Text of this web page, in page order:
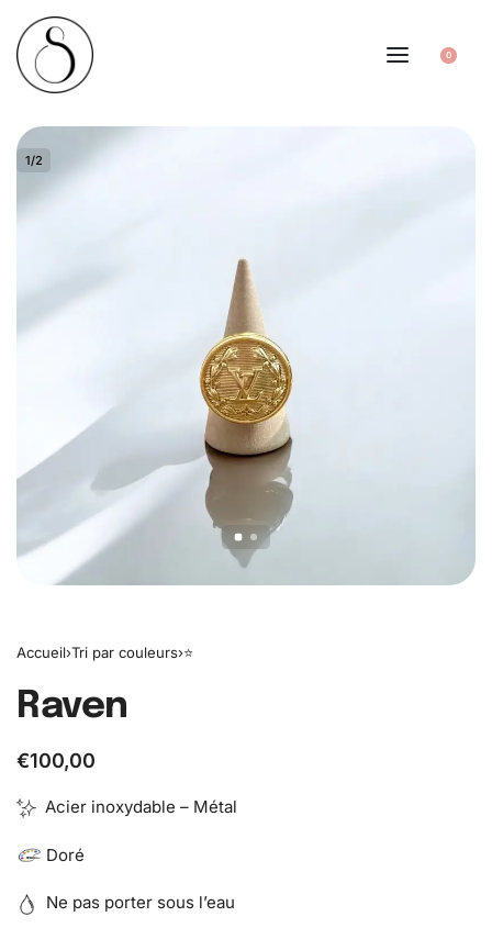
0
1/2
Accueil›Tri par couleurs›⭐️
Raven
€100,00
Acier inoxydable – Métal
Doré
Ne pas porter sous l’eau